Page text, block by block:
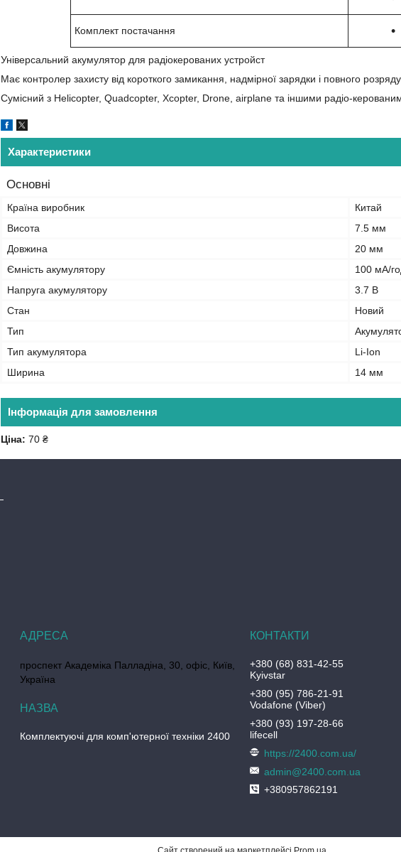
Комплект постачання
Універсальний акумулятор для радіокерованих устройст
Має контролер захисту від короткого замикання, надмірної зарядки і повного
Сумісний з Helicopter, Quadcopter, Xcopter, Drone, airplane та іншими радіо-
Характеристики
Основні
Країна виробник
Китай
Висота
7.5 мм
Довжина
20 мм
Ємність акумулятору
100 мА/
Напруга акумулятору
3.7 В
Стан
Новий
Тип
Тип акумулятора
Li-Ion
Ширина
14 мм
Інформація для замовлення
Ціна: 70 ₴
проспект Академіка Палладіна, 30, офіс, Київ,
Україна
Комплектуючі для комп'ютерної техніки 2400
+380 (68) 831-42-55
Kyivstar
+380 (95) 786-21-91
Vodafone (Viber)
+380 (93) 197-28-66
lifecell
https://2400.com.ua/
admin@2400.com.ua
+380957862191